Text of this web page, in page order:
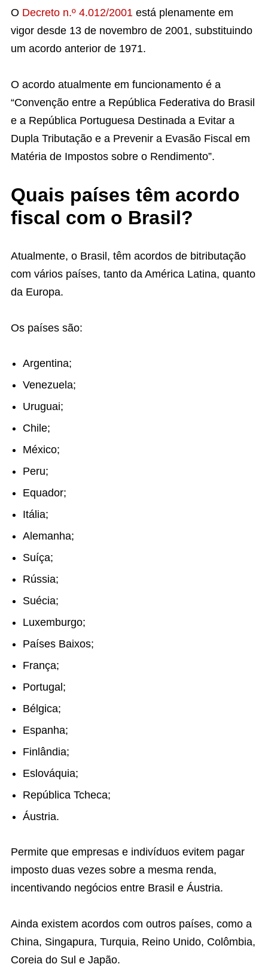
O Decreto n.º 4.012/2001 está plenamente em
vigor desde 13 de novembro de 2001, substituindo
um acordo anterior de 1971.
O acordo atualmente em funcionamento é a
“Convenção entre a República Federativa do Brasil
e a República Portuguesa Destinada a Evitar a
Dupla Tributação e a Prevenir a Evasão Fiscal em
Matéria de Impostos sobre o Rendimento”.
Quais países têm acordo
fiscal com o Brasil?
Atualmente, o Brasil, têm acordos de bitributação
com vários países, tanto da América Latina, quanto
da Europa.
Os países são:
Argentina;
Venezuela;
Uruguai;
Chile;
México;
Peru;
Equador;
Itália;
Alemanha;
Suíça;
Rússia;
Suécia;
Luxemburgo;
Países Baixos;
França;
Portugal;
Bélgica;
Espanha;
Finlândia;
Eslováquia;
República Tcheca;
Áustria.
Permite que empresas e indivíduos evitem pagar
imposto duas vezes sobre a mesma renda,
incentivando negócios entre Brasil e Áustria.
Ainda existem acordos com outros países, como a
China, Singapura, Turquia, Reino Unido, Colômbia,
Coreia do Sul e Japão.